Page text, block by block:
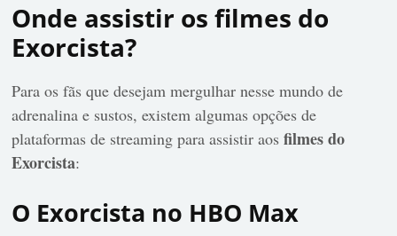
Onde assistir os filmes do
Exorcista?
Para os fãs que desejam mergulhar nesse mundo de
adrenalina e sustos, existem algumas opções de
plataformas de streaming para assistir aosfilmes do
Exorcista:
O Exorcista no HBO Max